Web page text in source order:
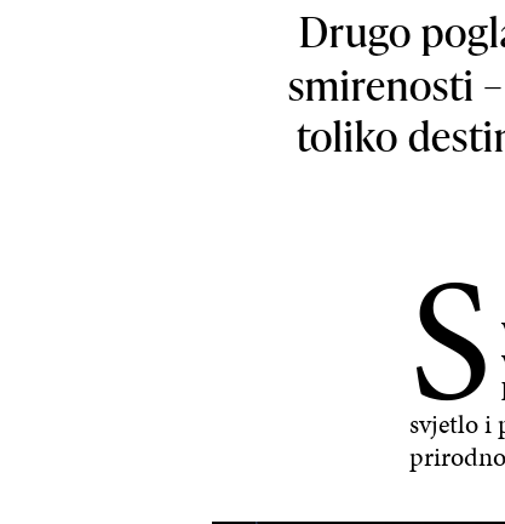
Drugo
smirenosti
toliko
S
svjetlo i